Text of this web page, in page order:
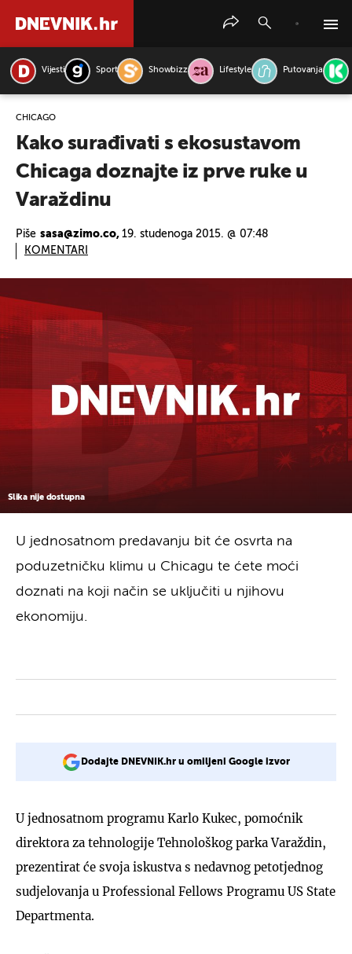
Vijesti Sport Showbizz Lifestyle Putovanja
CHICAGO
Kako surađivati s ekosustavom
Chicaga doznajte iz prve ruke u
Varaždinu
Piše sasa@zimo.co, 19. studenoga 2015. @ 07:48
KOMENTARI
Slika nije dostupna
U jednosatnom predavanju bit će osvrta na
poduzetničku klimu u Chicagu te ćete moći
doznati na koji način se uključiti u njihovu
ekonomiju.
Dodajte DNEVNIK.hr u omiljeni Google izvor
U jednosatnom programu Karlo Kukec, pomoćnik
direktora za tehnologije Tehnološkog parka Varaždin,
prezentirat će svoja iskustva s nedavnog petotjednog
sudjelovanja u Professional Fellows Programu US State
Departmenta.
PRETRAŽITE VIJESTI